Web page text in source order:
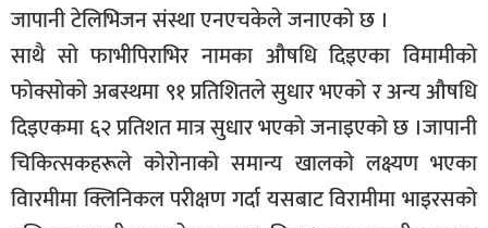
जापानी टेलिभिजन संस्था एनएचकेले जनाएको छ ।
साथै सो फाभीपिराभिर नामका औषधि दिइएका विमामीको
फोक्सोको अबस्थमा ९१ प्रतिशितले सुधार भएको र अन्य औषधि
दिइएकमा ६२ प्रतिशत मात्र सुधार भएको जनाइएको छ ।जापानी
चिकित्सकहरूले कोरोनाको समान्य खालको लक्ष्यण भएका
विारमीमा क्लिनिकल परीक्षण गर्दा यसबाट विरामीमा भाइरसको